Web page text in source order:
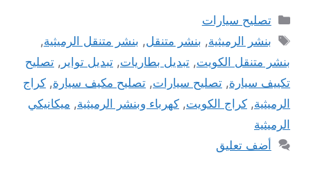
التصنيفات
تصليح سيارات
الوسوم
بنشر الرميثية, بنشر متنقل, بنشر متنقل الرميثية,
بنشر متنقل الكويت, تبديل بطاريات, تبديل تواير , تصليح
تكييف سيارة, تصليح سيارات, تصليح مكيف سيارة, كراج
الرميثية, كراج الكويت, كهرباء وبنشر الرميثية, ميكانيكي
الرميثية
أضف تعليق